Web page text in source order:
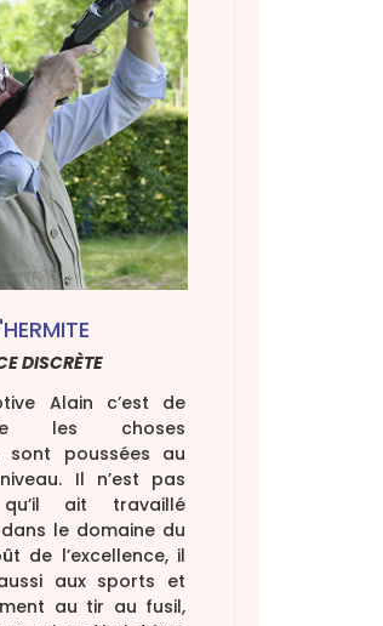
DISCRÈTE
Alain c’est de
les choses
sont poussées au
Il n’est pas
ait travaillé
le domaine du
de l’excellence, il
aux sports et
au tir au fusil,